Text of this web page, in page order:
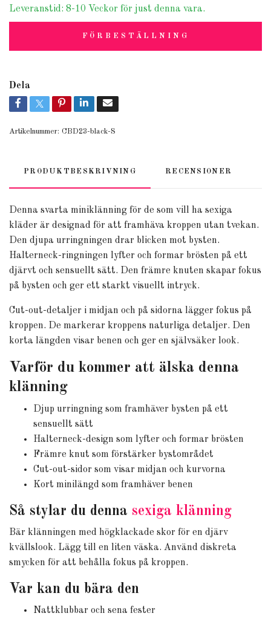
Leveranstid: 8-10 Veckor för just denna vara.
FÖRBESTÄLLNING
Dela
Artikelnummer: CBD23-black-S
PRODUKTBESKRIVNING RECENSIONER
Denna svarta miniklänning för de som vill ha sexiga
kläder är designad för att framhäva kroppen utan tvekan.
Den djupa urringningen drar blicken mot bysten.
Halterneck-ringningen lyfter och formar brösten på ett
djärvt och sensuellt sätt. Den främre knuten skapar fokus
på bysten och ger ett starkt visuellt intryck.
Cut-out-detaljer i midjan och på sidorna lägger fokus på
kroppen. De markerar kroppens naturliga detaljer. Den
korta längden visar benen och ger en självsäker look.
Varför du kommer att älska denna
klänning
Djup urringning som framhäver bysten på ett
sensuellt sätt
Halterneck-design som lyfter och formar brösten
Främre knut som förstärker bystområdet
Cut-out-sidor som visar midjan och kurvorna
Kort minilängd som framhäver benen
Så stylar du denna sexiga klänning
Bär klänningen med högklackade skor för en djärv
kvällslook. Lägg till en liten väska. Använd diskreta
smycken för att behålla fokus på kroppen.
Var kan du bära den
Nattklubbar och sena fester